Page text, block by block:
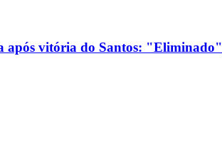
após vitória do Santos: "Eliminado"